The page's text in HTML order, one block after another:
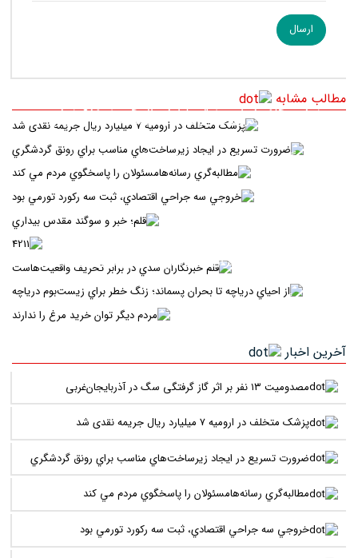
مطالب مشابه
پزشک متخلف در ارومیه ۷ میلیارد ریال جریمه نقدی شد
ضرورت تسريع در ايجاد زيرساخت‌هاي مناسب براي رونق
مطالبه‌گري رسانه‌هامسئولان را پاسخگوي مردم مي کند
خروجي سه جراحي اقتصادي، ثبت سه رکورد تورمي بود
قلم؛ خبر و سوگند مقدس بيداري
از احياي درياچه تا بحران پسماند؛ زنگ خطر براي زيست‌بوم
مردم ديگر توان خريد مرغ را ندارند
آخرین اخبار
مصدومیت ۱۳ نفر بر اثر گاز گرفتگی سگ در آذربایجان‌غربی
پزشک متخلف در ارومیه ۷ میلیارد ریال جریمه نقدی شد
ضرورت تسريع در ايجاد زيرساخت‌هاي مناسب براي رونق گردشگري
مطالبه‌گري رسانه‌هامسئولان را پاسخگوي مردم مي کند
خروجي سه جراحي اقتصادي، ثبت سه رکورد تورمي بود